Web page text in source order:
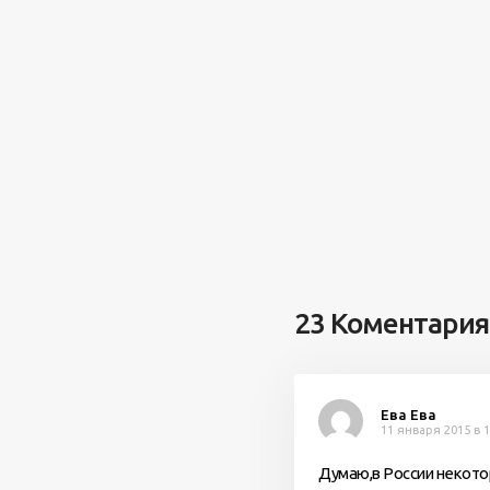
23 Коментария
Ева Ева
11 января 2015 в
Думаю,в России